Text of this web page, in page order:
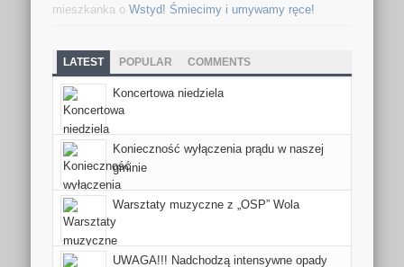
mieszkanka oWstyd! Śmiecimy i umywamy ręce!
LATEST POPULAR COMMENTS
Koncertowa niedziela
Konieczność wyłączenia prądu w naszej
gminie
Warsztaty muzyczne z „OSP” Wola
UWAGA!!! Nadchodzą intensywne opady